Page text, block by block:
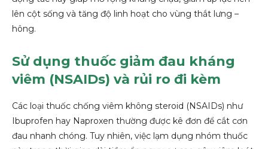
lên cột sống và tăng độ linh hoạt cho vùng thắt lưng –
hông.
Sử dụng thuốc giảm đau kháng
viêm (NSAIDs) và rủi ro đi kèm
Các loại thuốc chống viêm không steroid (NSAIDs) như
Ibuprofen hay Naproxen thường được kê đơn để cắt cơn
đau nhanh chóng. Tuy nhiên, việc lạm dụng nhóm thuốc